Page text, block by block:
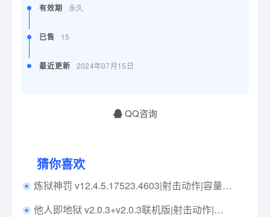
有效期 永久
已售 15
最近更新 2024年07月15日
QQ咨询
猜你喜欢
炼狱神罚 v12.4.5.17523.4603|射击动作|容量17.7GB|免安装绿色中文版|支持键盘.鼠标.手柄
他人即地狱 v2.0.3+v2.0.3联机版|射击动作|容量1.7GB|免安装绿色中文版|支持键盘.鼠标.手柄